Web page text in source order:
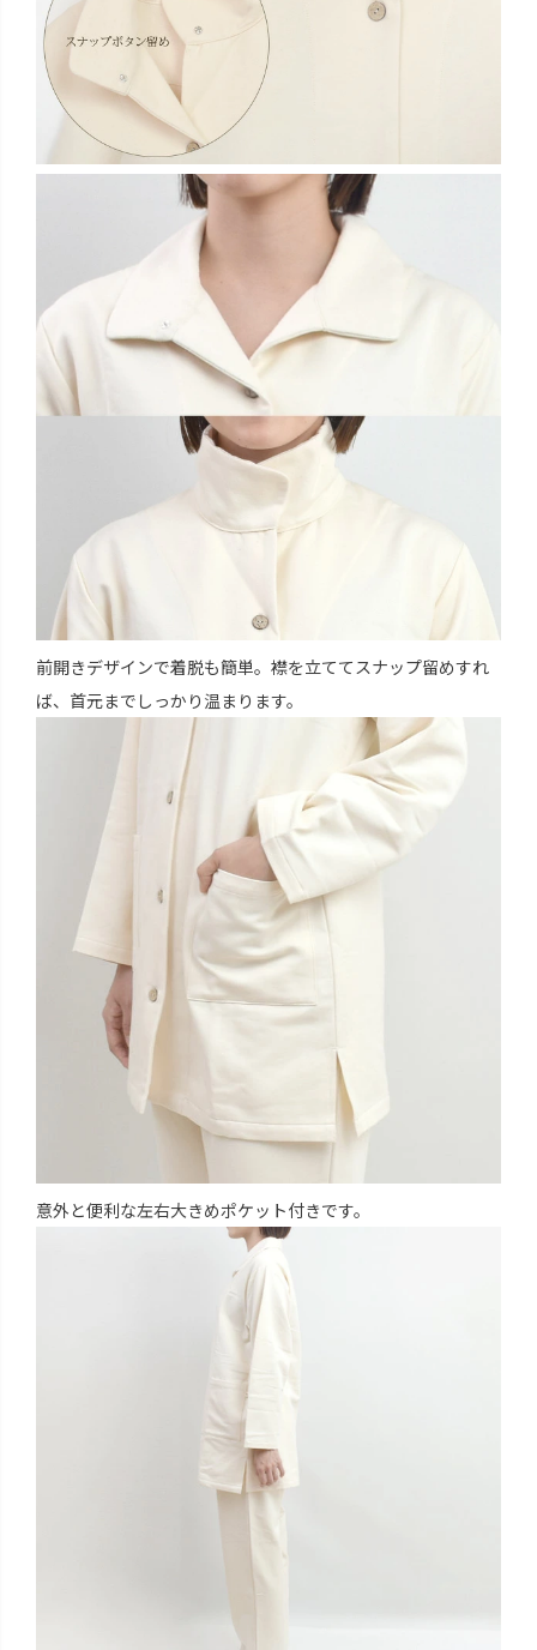
前開きデザインで着脱も簡単。襟を立ててスナップ留めすれ
ば、首元までしっかり温まります。
意外と便利な左右大きめポケット付きです。